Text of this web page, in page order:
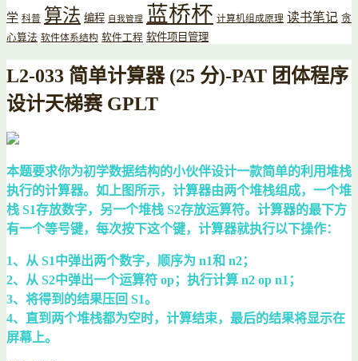
学 科普 算法 编程 自我管理 蓝桥杯 计算机组成原理 读书笔记 贪
心算法 软件体系结构 软件工程 软件项目管理
L2-033 简单计算器 (25 分)-PAT 团体程序
设计天梯赛 GPLT
本题要求你为初学数据结构的小伙伴设计一款简单的利用堆栈
执行的计算器。如上图所示，计算器由两个堆栈组成，一个堆
栈 S1存放数字，另一个堆栈 S2存放运算符。计算器的最下方
有一个等号键，每次按下这个键，计算器就执行以下操作：
1、从 S1中弹出两个数字，顺序为 n1和 n2；
2、从 S2中弹出一个运算符 op；执行计算 n2 op n1；
3、将得到的结果压回 S1。
4、直到两个堆栈都为空时，计算结束，最后的结果将显示在
屏幕上。